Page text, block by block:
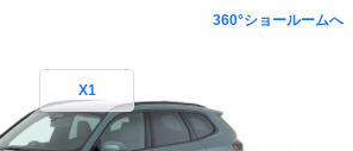
360°ショールームへ
X1